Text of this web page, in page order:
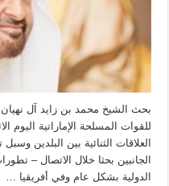
بحث الشيخ محمد بن زايد آل نهيان
للقوات المسلحة الإماراتية اليوم
العلاقات الثنائية بين البلدين وسبل
الجانبين بحثا خلال الاتصال –
الدولية بشكل عام وفي أفريقيا …